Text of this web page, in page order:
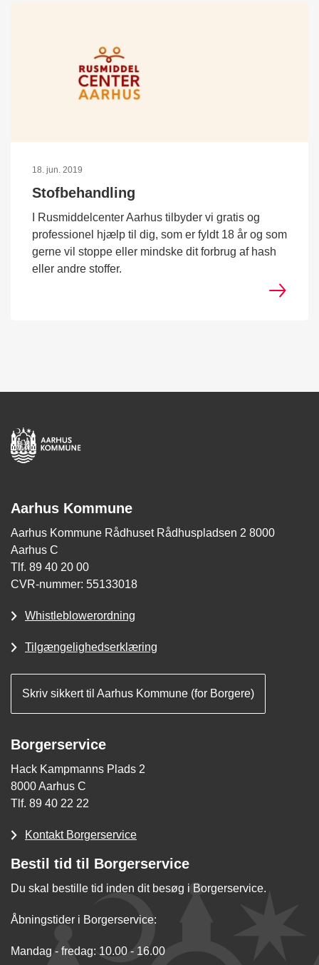
18. jun. 2019
Stofbehandling
I Rusmiddelcenter Aarhus tilbyder vi gratis og
professionel hjælp til dig, som er fyldt 18 år og som
gerne vil stoppe eller mindske dit forbrug af hash
eller andre stoffer.
Aarhus Kommune
Aarhus Kommune Rådhuset Rådhuspladsen 2 8000
Aarhus C
Tlf. 89 40 20 00
CVR-nummer: 55133018
Whistleblowerordning
Tilgængelighedserklæring
Skriv sikkert til Aarhus Kommune (for Borgere)
Borgerservice
Hack Kampmanns Plads 2
8000 Aarhus C
Tlf. 89 40 22 22
Kontakt Borgerservice
Bestil tid til Borgerservice
Du skal bestille tid inden dit besøg i Borgerservice.
Åbningstider i Borgerservice:
Mandag - fredag: 10.00 - 16.00